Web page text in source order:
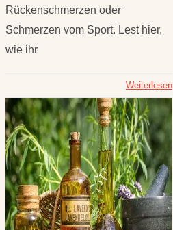
Rückenschmerzen oder
Schmerzen vom Sport. Lest hier,
wie ihr
Weiterlesen